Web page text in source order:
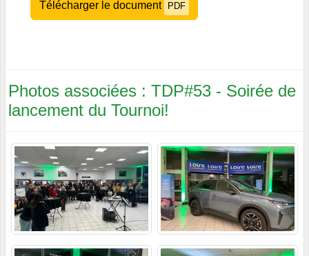
Télécharger le document PDF
Photos associées : TDP#53 - Soirée de
lancement du Tournoi!